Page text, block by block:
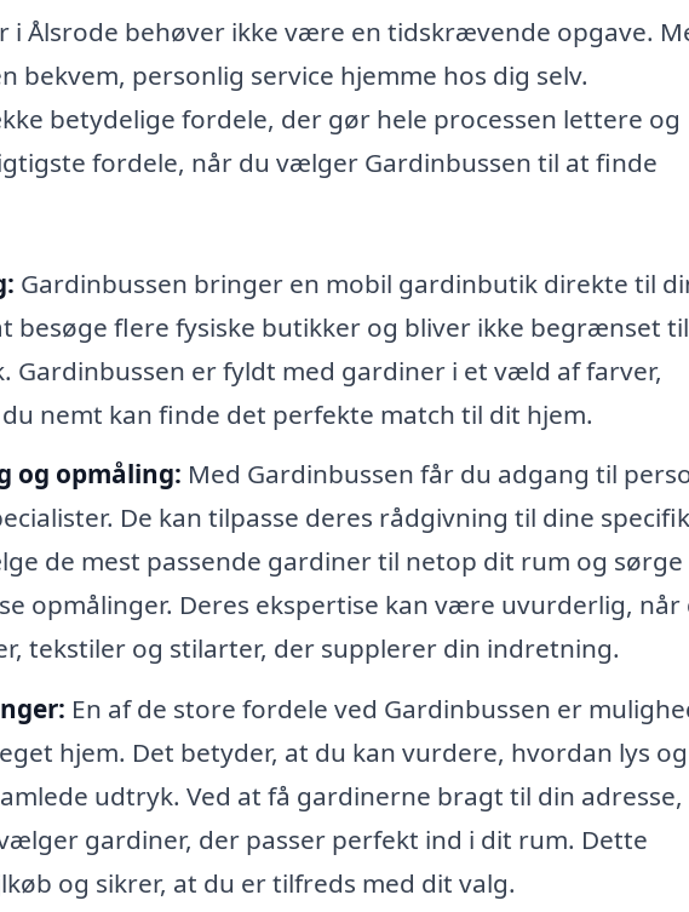
i Ålsrode behøver ikke være en tidskrævende opgave.
bekvem, personlig service hjemme hos dig selv.
betydelige fordele, der gør hele processen lettere og
fordele, når du vælger Gardinbussen til at finde
Gardinbussen bringer en mobil gardinbutik direkte til
besøge flere fysiske butikker og bliver ikke begrænset til
Gardinbussen er fyldt med gardiner i et væld af farver,
nemt kan finde det perfekte match til dit hjem.
og opmåling: Med Gardinbussen får du adgang til
De kan tilpasse deres rådgivning til dine
de mest passende gardiner til netop dit rum og sørge
opmålinger. Deres ekspertise kan være uvurderlig, når
tekstiler og stilarter, der supplerer din indretning.
En af de store fordele ved Gardinbussen er
hjem. Det betyder, at du kan vurdere, hvordan lys og
udtryk. Ved at få gardinerne bragt til din adresse,
gardiner, der passer perfekt ind i dit rum. Dette
og sikrer, at du er tilfreds med dit valg.